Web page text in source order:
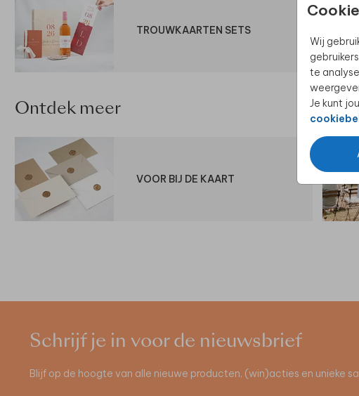
Wij
te
Je kunt
TROUWKAARTEN SETS
Ontdek meer
VOOR BIJ DE KAART
Schrijf je in voor de nieuwsbrief
Blijf op de hoogte van alle nieuwe producten, (win)acties en unieke